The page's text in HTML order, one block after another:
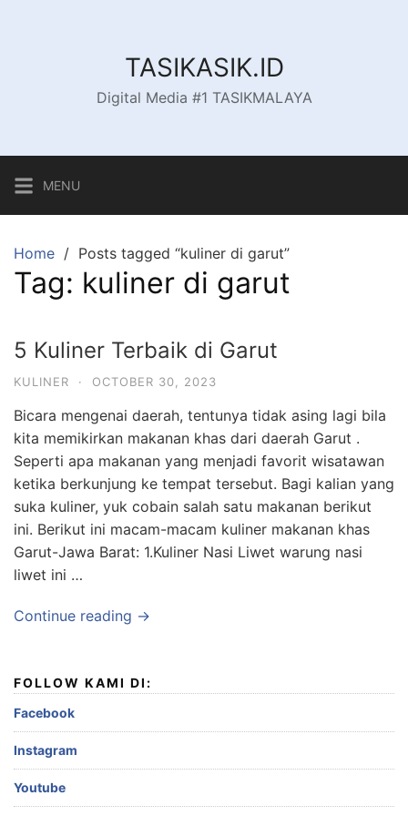
TASIKASIK.ID
Digital Media #1 TASIKMALAYA
MENU
Home Posts tagged “kuliner di garut”
Tag: kuliner di garut
5 Kuliner Terbaik di Garut
KULINER · OCTOBER 30, 2023
Bicara mengenai daerah, tentunya tidak asing lagi bila
kita memikirkan makanan khas dari daerah Garut .
Seperti apa makanan yang menjadi favorit wisatawan
ketika berkunjung ke tempat tersebut. Bagi kalian yang
suka kuliner, yuk cobain salah satu makanan berikut
ini. Berikut ini macam-macam kuliner makanan khas
Garut-Jawa Barat: 1.Kuliner Nasi Liwet warung nasi
liwet ini …
Continue reading →
FOLLOW KAMI DI:
Facebook
Instagram
Youtube